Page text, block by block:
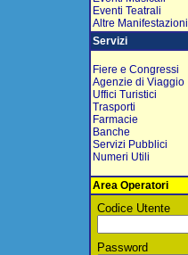
Eventi Teatrali
Altre Manifestazioni
Servizi
Fiere e Congressi
Agenzie di Viaggio
Uffici Turistici
Trasporti
Farmacie
Banche
Servizi Pubblici
Numeri Utili
Area Operatori
Codice Utente
Password